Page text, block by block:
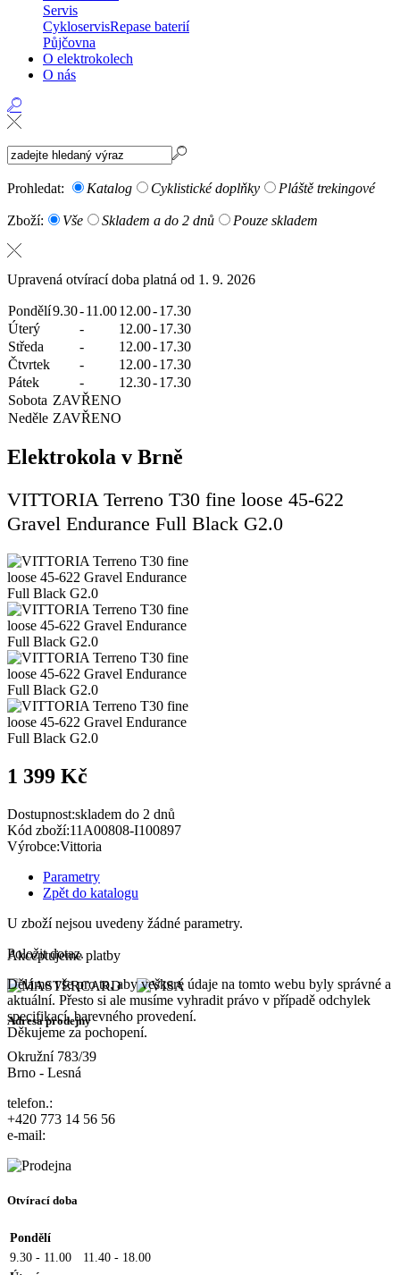
Servis
CykloservisRepase baterií
Půjčovna
O elektrokolech
O nás
Prohledat: Katalog Cyklistické doplňky Pláště trekingové
Zboží: Vše Skladem a do 2 dnů Pouze skladem
Upravená otvírací doba platná od 1. 9. 2026
Pondělí9.30-11.0012.00-17.30
Úterý
- 12.00-17.30
Středa
- 12.00-17.30
Čtvrtek
- 12.00-17.30
Pátek
- 12.30-17.30
Sobota ZAVŘENO
Neděle ZAVŘENO
Elektrokola v Brně
VITTORIA Terreno T30 fine loose 45-622
Gravel Endurance Full Black G2.0
1 399 Kč
Dostupnost:skladem do 2 dnů
Kód zboží:11A00808-I100897
Výrobce:Vittoria
Parametry
Zpět do katalogu
U zboží nejsou uvedeny žádné parametry.
Položit dotaz.
Děláme vše pro to, aby veškeré údaje na tomto webu byly správné a
aktuální. Přesto si ale musíme vyhradit právo v případě odchylek
specifikací, barevného provedení.
Děkujeme za pochopení.
Akceptujeme platby
Adresa prodejny
Okružní 783/39
Brno - Lesná
telefon.:
+420 773 14 56 56
e-mail:
Otvírací doba
Pondělí
9.30 - 11.00
11.40 - 18.00